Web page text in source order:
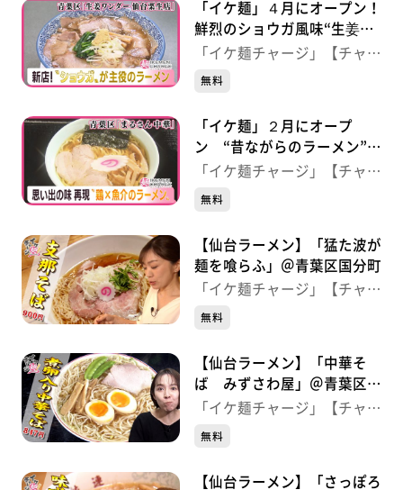
「イケ麺」４月にオープン！
鮮烈のショウガ風味“生姜醤
油らーめん” 【生姜ワンダ
葉区）
「イケ麺チャージ」【チャー
ジ！】
無料
「イケ麺」２月にオープ
ン “昔ながらのラーメン”
【らーめんまるさん中華】仙
「イケ麺チャージ」【チャー
ジ！】
無料
【仙台ラーメン】「猛た波が
麺を喰らふ」＠青葉区国分町
「イケ麺チャージ」【チャー
ジ！】
無料
【仙台ラーメン】「中華そ
ば みずさわ屋」＠青葉区栗
生
「イケ麺チャージ」【チャー
ジ！】
無料
【仙台ラーメン】「さっぽろ